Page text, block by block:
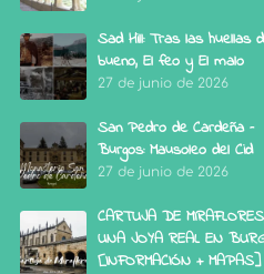
Sad Hill: Tras las huellas
bueno, El feo y El malo
27 de junio de 2026
San Pedro de Cardeña –
Burgos: Mausoleo del Cid
27 de junio de 2026
CARTUJA DE
UNA JOYA REAL EN
[INFORMACIÓN + MAPAS]